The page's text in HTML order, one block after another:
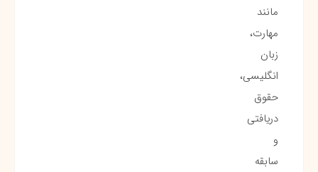
مانند
مهارت،
زبان
انگلیسی،
حقوق
دریافتی
و
سابقه